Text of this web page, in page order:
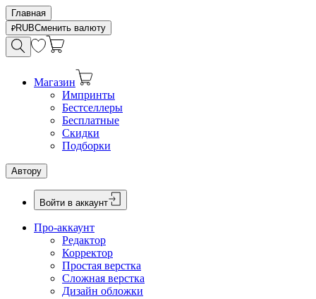
Главная
RUBСменить валюту
Магазин
Импринты
Бестселлеры
Бесплатные
Скидки
Подборки
Автору
Войти в аккаунт
Про-аккаунт
Редактор
Корректор
Простая верстка
Сложная верстка
Дизайн обложки